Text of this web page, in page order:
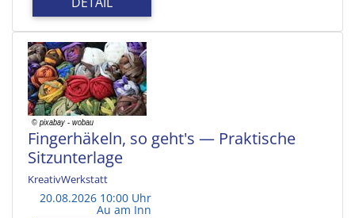
Fingerhäkeln, so geht's — Praktische
Sitzunterlage
KreativWerkstatt
20.08.2026 10:00 Uhr
Au am Inn